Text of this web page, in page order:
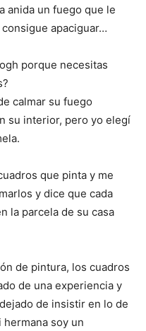
anida un fuego que le
apaciguar…
porque necesitas
calmar su fuego
su interior, pero yo elegí
que pinta y me
y dice que cada
la parcela de su casa
de pintura, los cuadros
de una experiencia y
de insistir en lo de
hermana soy un